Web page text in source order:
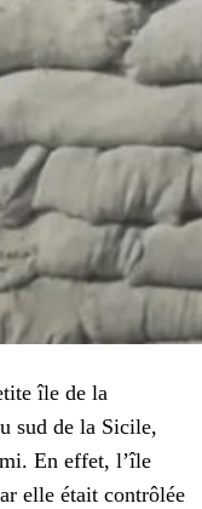
île de la
sud de la Sicile,
En effet, l’île
elle était contrôlée